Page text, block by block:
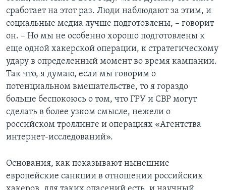
сработает на этот раз. Люди наблюдают за этим, и
социальные медиа лучше подготовлены, – говорит
он. – Но мы не особенно хорошо подготовлены к
еще одной хакерской операции, к стратегическому
удару в определенный момент во время кампании.
Так что, я думаю, если мы говорим о
потенциальном вмешательстве, то я гораздо
больше беспокоюсь о том, что ГРУ и СВР могут
сделать в более узком смысле, нежели о
российском троллинге и операциях «Агентства
интернет-исследований».
Основания, как показывают нынешние
европейские санкции в отношении российских